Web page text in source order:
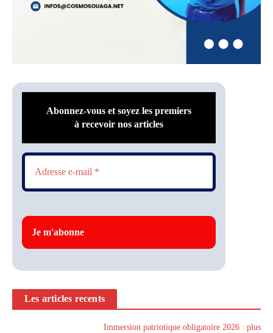
Abonnez-vous et soyez les premiers
à recevoir nos articles
Les articles recents
Immersion patriotique obligatoire 2026 : plus